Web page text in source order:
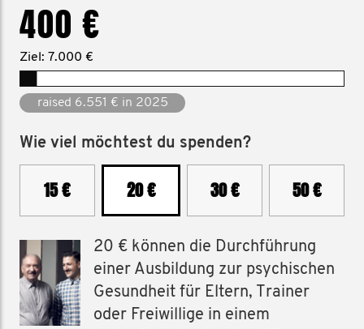
400 €
Ziel: 7.000 €
raised 25.977 € since 2018
Wie viel möchtest du spenden?
15 € 20 € 30 € 50 €
20 € können die Durchführung
einer Ausbildung zur psychischen
Gesundheit für Eltern, Trainer
oder Freiwillige in einem